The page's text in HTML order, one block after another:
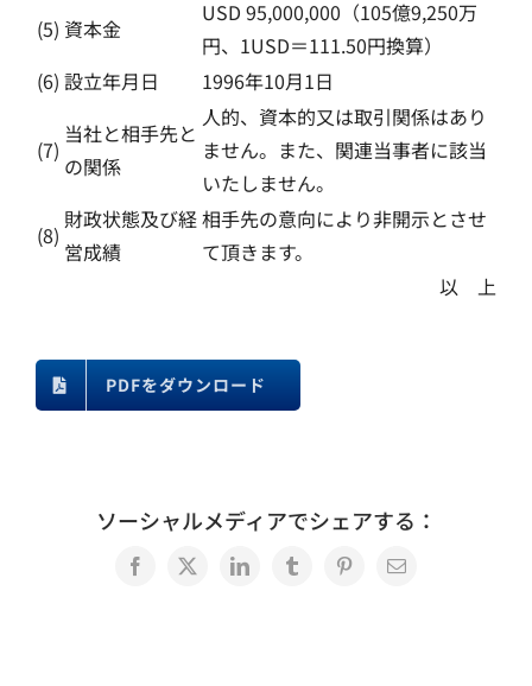
(5) 資本金
USD 95,000,000（105億9,250万
円、1USD＝111.50円換算）
(6) 設立年月日 1996年10月1日
(7)
当社と相手先と
の関係
⼈的、資本的⼜は取引関係はあり
ません。また、関連当事者に該当
いたしません。
(8)
財政状態及び経
営成績
相手先の意向により非開示とさせ
て頂きます。
以 上
PDFをダウンロード
ソーシャルメディアでシェアする：
Facebook
X LinkedInTumblrPinterest
電